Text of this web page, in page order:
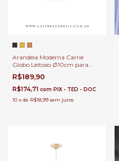
Arandela Moderna Carrie
Globo Leitoso Ø10cm para
Cabeceira de Cama e Lavabos
R$189,90
R$174,71 com PIX • TED • DOC
10 x de R$18,99 sem juros